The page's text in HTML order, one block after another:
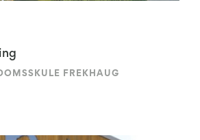
FREKHAUG